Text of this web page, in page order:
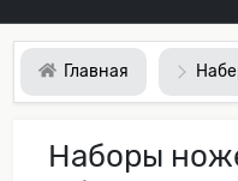
Главная
Наборы